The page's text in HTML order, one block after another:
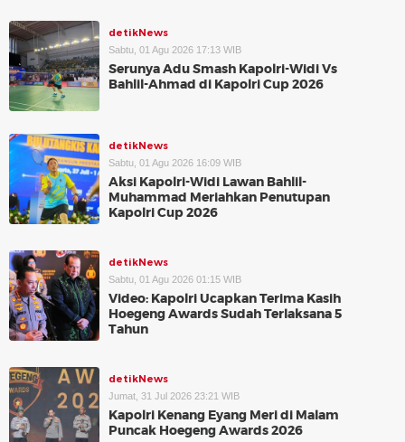
detikNews
Sabtu, 01 Agu 2026 17:13 WIB
Serunya Adu Smash Kapolri-Widi Vs
Bahlil-Ahmad di Kapolri Cup 2026
detikNews
Sabtu, 01 Agu 2026 16:09 WIB
Aksi Kapolri-Widi Lawan Bahlil-
Muhammad Meriahkan Penutupan
Kapolri Cup 2026
detikNews
Sabtu, 01 Agu 2026 01:15 WIB
Video: Kapolri Ucapkan Terima Kasih
Hoegeng Awards Sudah Terlaksana 5
Tahun
detikNews
Jumat, 31 Jul 2026 23:21 WIB
Kapolri Kenang Eyang Meri di Malam
Puncak Hoegeng Awards 2026